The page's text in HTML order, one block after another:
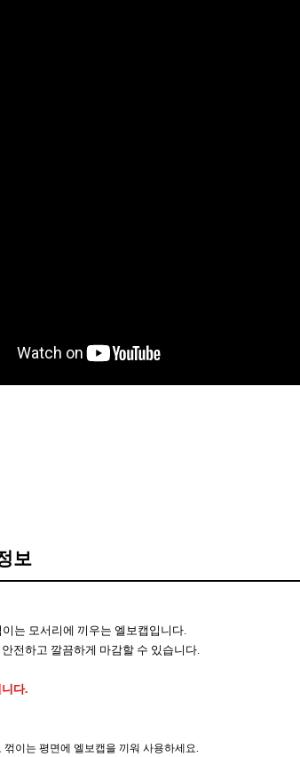
보
는 모서리에 끼우는 엘보캡입니다.
전하고 깔끔하게 마감할 수 있습니다.
다.
꺾이는 평면에 엘보캡을 끼워 사용하세요.